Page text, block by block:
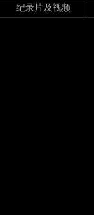
纪录片及视频